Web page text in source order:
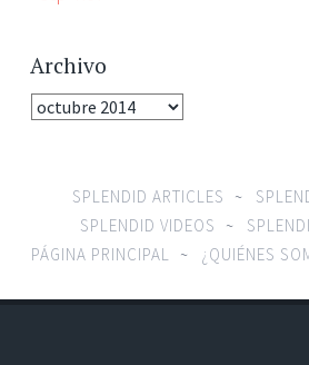
Archivo
SPLENDID ARTICLES
SPLENDID VIDEOS
PÁGINA PRINCIPAL
¿QUIÉNES